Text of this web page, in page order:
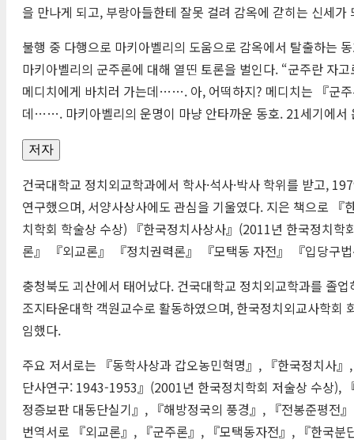
을 만나게 되고, 부랑아들한테 잘못 걸려 감옥에 갇히는 신세
불행 중 다행으로 마키아벨리의 도움으로 감옥에서 탈출하는
마키아벨리의 군주론에 대해 열띤 토론을 벌인다. “군주란 자
메디치에게 바치러 가는데……. 아, 어떡하지? 메디치는 『군
데……. 마키아벨리의 운명이 마냥 안타까운 동호. 21세기에서
저자
건국대학교 정치외교학과에서 학사·석사·박사 학위를 받고,
연구했으며, 서양사상사에도 관심을 기울였다. 지은 책으로
치학회 학술상 수상) 『한국정치사상사』(2011년 한국정치
론』 『외교론』 『정치권력론』 『모택동 자전』 『입당구
충청북도 괴산에서 태어났다. 건국대학교 정치외교학과를 졸
조지타운대학 객원교수로 활동하였으며, 한국정치외교사학
임했다.
주요 저서로는 『동학사상과 갑오농민혁명』, 『한국정치
단사연구: 1943-1953』(2001년 한국정치학회 저술상 수상),
정증보판 대동단실기』, 『해방정국의 풍경』, 『전봉준평전
번역서로 『외교론』, 『군주론』, 『모택동자전』, 『한국